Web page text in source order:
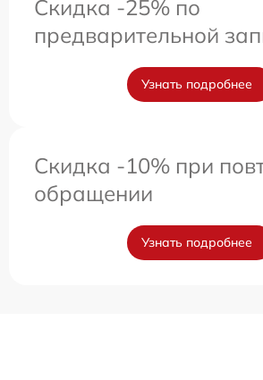
Скидка -25% по
предварительной
Узнать подробнее
Скидка -10% при
обращении
Узнать подробнее